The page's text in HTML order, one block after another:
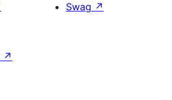
Swag ↗
↗